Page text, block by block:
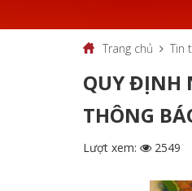
Trang chủ Tin
QUY ĐỊNH
THÔNG
Lượt xem: 2549